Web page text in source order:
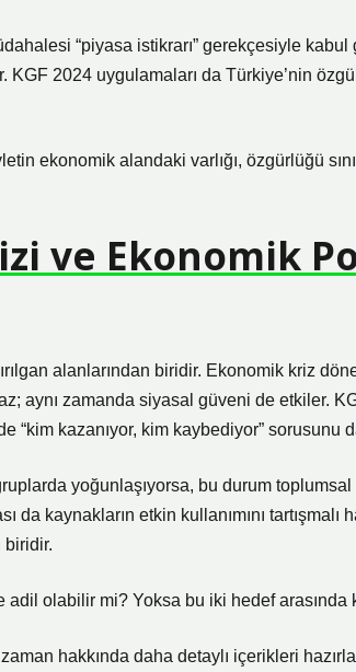
“piyasa istikrarı” gerekçesiyle
KGF 2024 uygulamaları da Türkiye’nin
ekonomik alandaki varlığı, özgürlüğü
ve Ekonomik
alanlarından biridir. Ekonomik kriz
aynı zamanda siyasal güveni de etkiler.
“kim kazanıyor, kim kaybediyor” sorusunu
yoğunlaşıyorsa, bu durum toplumsal
da kaynakların etkin kullanımını
olabilir mi? Yoksa bu iki hedef arasında
hakkında daha detaylı içerikleri